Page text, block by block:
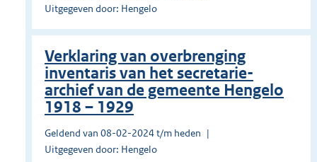
Uitgegeven door: Hengelo
Verklaring van overbrenging
inventaris van het secretarie-
archief van de gemeente Hengelo
1918 – 1929
Geldend van 08-02-2024 t/m heden
Uitgegeven door: Hengelo